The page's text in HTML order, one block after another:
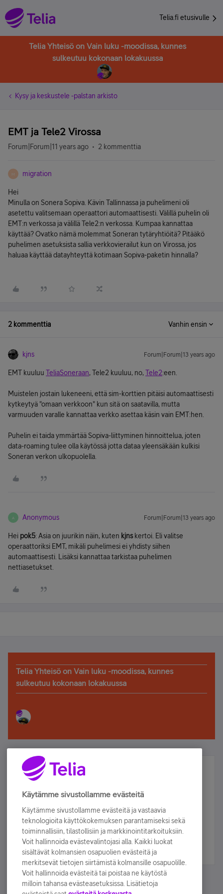
Telia.fi etusivulle
Telia Yhteisö on Vain luku -moodissa, kunnes
sulkeutuu kokonaan lokakuussa
Kysy ja keskustele -palstan arkisto
EMT ja Tele2 Virossa
Forum|Forum|11 years ago 2 kommenttia
M migration
Hei
Minulla on Sonera Sopiva. Kävin Tallinnassa ja puhelimeni oli
asetettu valitsemaan operaattori automaattisesti. Välillä puhelin oli
EMT:n verkossa ja välillä Tele2:n verkossa. Kumpaa kannattaa
käyttää? Ovatko nämä molemmat Soneran tytäryhtiöitä? Pitääkö
puhelimen asetuksista sallia verkkovierailut kun on Virossa, jos
haluaa käyttää datayhteyttä kotimaan Sopiva-paketin hinnalla?
2 kommenttia Vanhin ensin
kjns Forum|Forum|13 years ago
EMT kuuluu TeliaSoneraan, Tele2 kuuluu, no, Tele2:een.
Muistelen jostain lukeneeni, että sim-korttien pitäisi automaattisesti
kytkeytyä "omaan verkkoon" kun sitä on saatavilla, mutta
varmuuden varalle kannattaa verkko asettaa käsin vain EMT:hen.
Puhelin ei taida ymmärtää Sopiva-liittyminen hinnoittelua, joten
data-roaming tulee olla käytössä jotta dataa yleensäkään kulkisi
Soneran verkon ulkopuolella.
A Anonymous Forum|Forum|13 years ago
Hei pok5: Asia on juurikin näin, kuten kjnskertoi. Eli valitse
operaattoriksi EMT, mikäli puhelimesi ei yhdisty siihen
automaattisesti. Lisäksi kannattaa tarkistaa puhelimen
nettiasetukset.
Telia Yhteisö on Vain luku -moodissa, kunnes
sulkeutuu kokonaan lokakuussa
Älä jää paitsi – osallistu ja voita!
Tilaa Telian uutiskirje ja olet mukana arvonnassa.
sähköpostiisi.
Tilaa nyt
Käytämme sivustollamme evästeitä
Käytämme sivustollamme evästeitä ja vastaavia
teknologioita käyttökokemuksen parantamiseksi sekä
toiminnallisiin, tilastollisiin ja markkinointitarkoituksiin.
Voit hallinnoida evästevalintojasi alla. Kaikki luokat
sisältävät kolmansien osapuolien evästeitä ja
merkitsevät tietojen siirtämistä kolmansille osapuolille.
Voit hallinnoida evästeitä tai poistaa ne käytöstä
milloin tahansa evästeasetuksissa. Lisätietoja